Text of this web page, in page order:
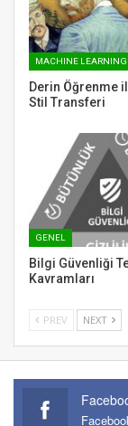
MACHINE LEARNING
Derin Öğrenme
Stil Transferi
GENEL
Bilgi Güvenliği
Kavramları
PREV NEXT